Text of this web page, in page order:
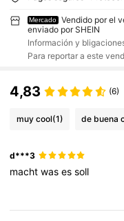
Mercado
Vendido por el
enviado por SHEIN
Información y
Para reportar a este
4,83 (6)
muy cool(1) de buena
d***3
machtwasessoll